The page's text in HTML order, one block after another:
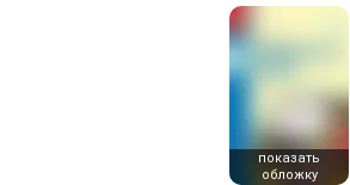
показать
обложку